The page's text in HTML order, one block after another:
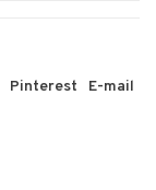
Pinterest E-mail